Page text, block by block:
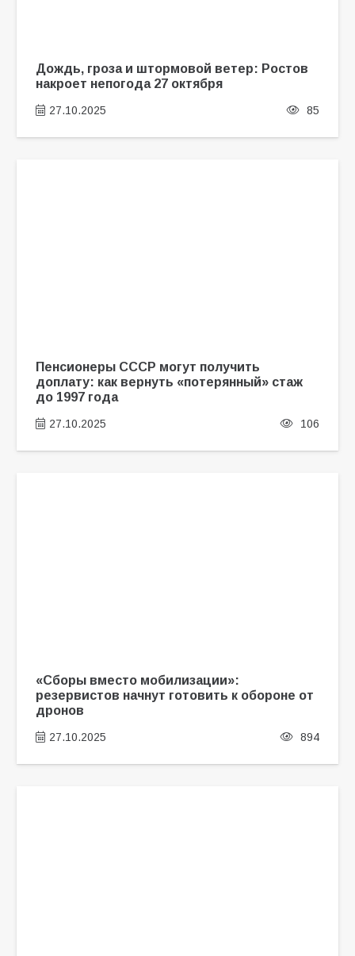
Дождь, гроза и штормовой ветер: Ростов
накроет непогода 27 октября
27.10.2025 85
Пенсионеры СССР могут получить
доплату: как вернуть «потерянный» стаж
до 1997 года
27.10.2025 106
«Сборы вместо мобилизации»:
резервистов начнут готовить к обороне от
дронов
27.10.2025 894